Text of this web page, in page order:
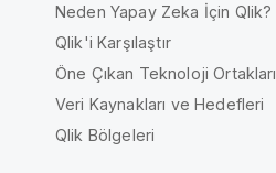
Neden Yapay Zeka İçin Qlik?
Qlik'i Karşılaştır
Öne Çıkan Teknoloji Ortakları
Veri Kaynakları ve Hedefleri
Qlik Bölgeleri